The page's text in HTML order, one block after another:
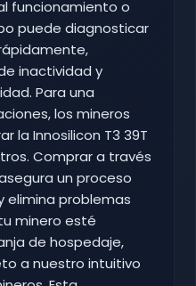
funcionamiento o
puede diagnosticar
inactividad y
Para una
los mineros
la Innosilicon T3 39T
Comprar a través
un proceso
elimina problemas
minero esté
de hospedaje,
a nuestro intuitivo